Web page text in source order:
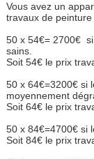
Vous avez un
travaux de
50 x 54€= 2700€
sains.
Soit 54€ le prix
50 x 64€=3200€ si
moyennement
Soit 64€ le prix
50 x 84€=4700€ si
Soit 84€ le prix